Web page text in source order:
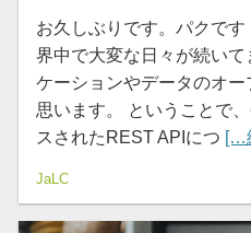
お久しぶりです。パクで
界中で大変な日々が続い
ケーションやデータのオ
思います。 ということで
スされたREST APIにつ […
JaLC